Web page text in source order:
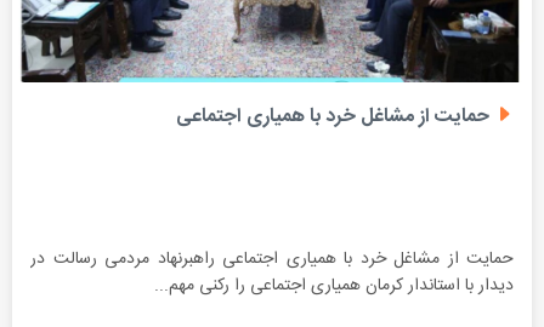
حمایت از مشاغل خرد با همیاری اجتماعی
حمایت از مشاغل خرد با همیاری اجتماعی راهبرنهاد مردمی رسالت در
دیدار با استاندار کرمان همیاری اجتماعی را رکنی مهم...